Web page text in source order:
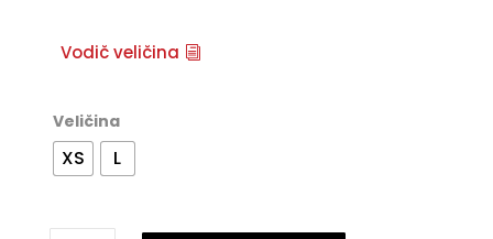
Vodič veličina
Veličina
XS L